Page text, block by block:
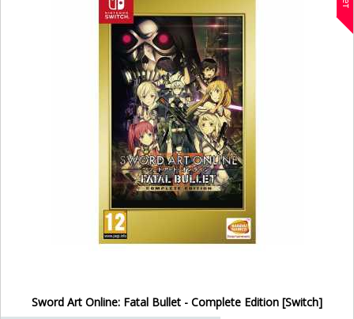
Sword Art Online: Fatal Bullet - Complete Edition [Switch]